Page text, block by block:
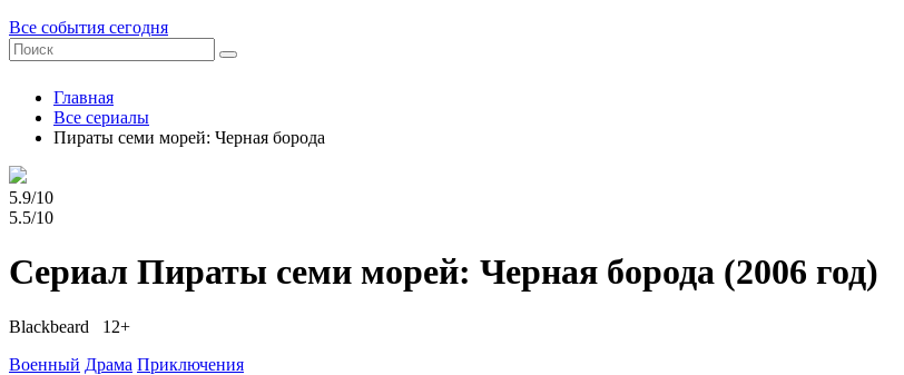
Все события сегодня
Главная
Все сериалы
Пираты семи морей: Черная борода
5.9/10
5.5/10
Сериал Пираты семи морей: Черная борода (2006 год)
Blackbeard 12+
Военный Драма Приключения